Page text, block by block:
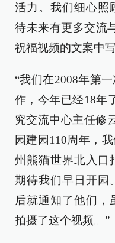
活力。我们细心照
待未来有更多交流
祝福视频的文案中写
“我们在2008年第
作，今年已经18年
究交流中心主任修
园建园110周年，
州熊猫世界北入口
期待我们早日开园
后就通知了他们，
拍摄了这个视频。”